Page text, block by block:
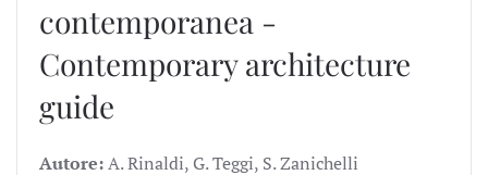
contemporanea -
Contemporary architecture
guide
Autore:A. Rinaldi, G. Teggi, S. Zanichelli